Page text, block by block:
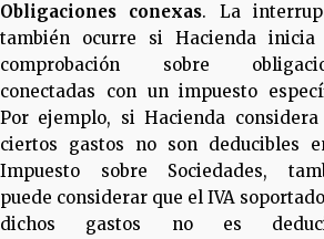
Obligaciones conexas. La
también ocurre si Hacienda inicia
comprobación sobre
conectadas con un impuesto
Por ejemplo, si Hacienda considera
ciertos gastos no son deducibles
Impuesto sobre Sociedades,
puede considerar que el IVA
dichos gastos no es